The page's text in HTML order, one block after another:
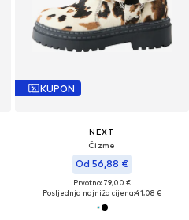
KUPON
NEXT
Čizme
Od 56,88 €
Prvotno: 79,00 €
Posljednja najniža cijena:41,08 €